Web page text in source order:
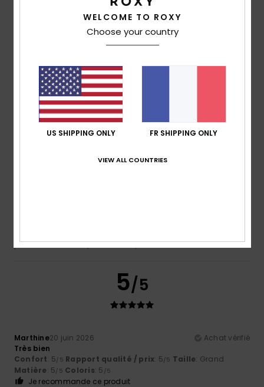
5/5
Correspond à la photo
Afficher original - Dutch
Confort: 3/5 Rapport qualité / prix
parfaiteMatière: 5/5 Coloris
Je recommande ce produit
5/5
parfaiteMatière: 5 Coloris: 5
5/5
Marthine20 juin 2026
Achat vérifié
Très bien
Confort: 5/5 Rapport qualité / prix: 5/5 Taille: Grand
Matière: 5/5 Coloris: 5 /5
Je recommande ce produit
WELCOME TO ROXY
Choose your country
US SHIPPING ONLY FR SHIPPING ONLY
VIEW ALL COUNTRIES